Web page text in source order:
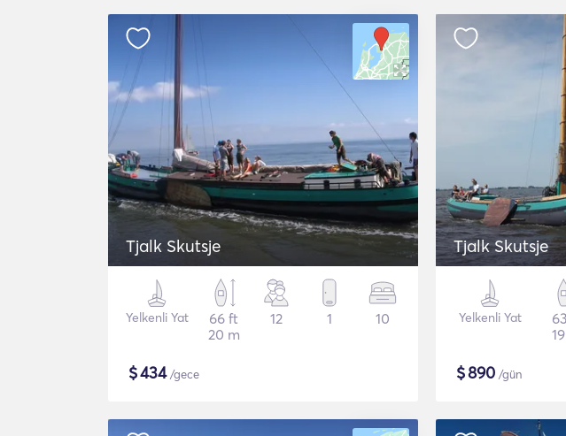
Tjalk Skutsje
Yelkenli Yat
66 ft
20 m
12 1 10
$434/gece
Tjalk Skutsje
Yelkenli Yat
$890 /gün